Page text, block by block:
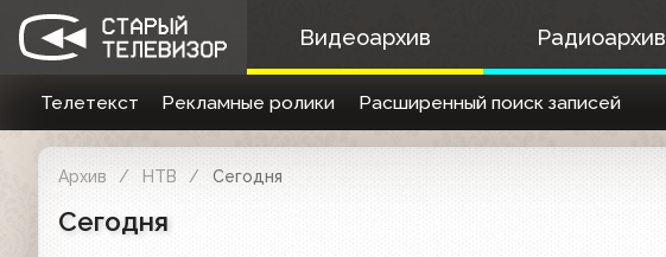
Видеоархив Радиоархив
Телетекст Рекламные ролики Расширенный поиск записей
Архив НТВ Сегодня
Сегодня